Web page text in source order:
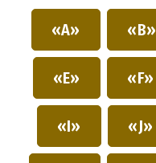
«A» «B»
«E» «F»
«I» «J»